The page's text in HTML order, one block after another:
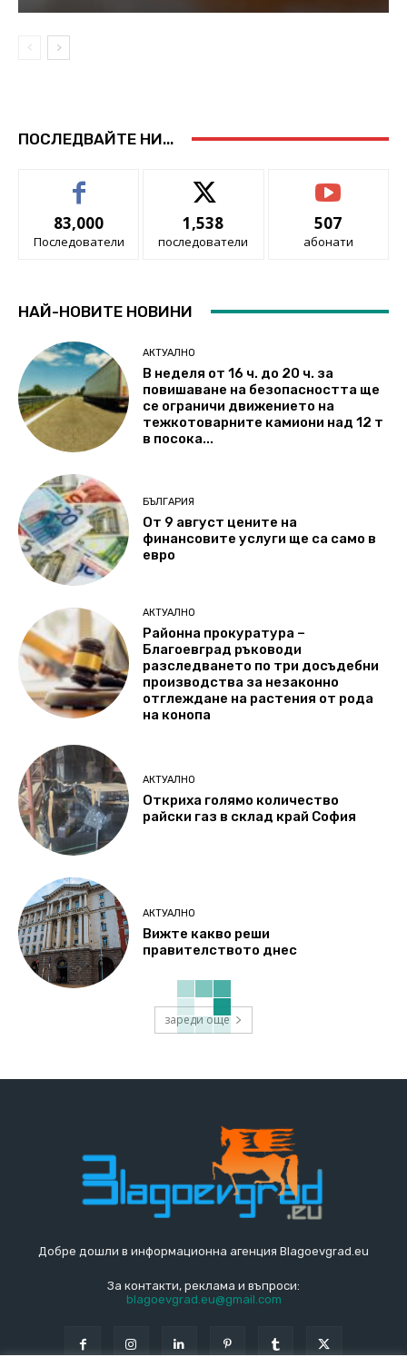
ПОСЛЕДВАЙТЕ НИ...
83,000
Последователи
1,538
последователи
507
абонати
НАЙ-НОВИТЕ НОВИНИ
АКТУАЛНО
В неделя от 16 ч. до 20 ч. за
повишаване на безопасността ще
се ограничи движението на
тежкотоварните камиони над 12 т
в посока...
БЪЛГАРИЯ
От 9 август цените на
финансовите услуги ще са само в
евро
АКТУАЛНО
Районна прокуратура –
Благоевград ръководи
разследването по три досъдебни
производства за незаконно
отглеждане на растения от рода
на конопа
АКТУАЛНО
Откриха голямо количество
райски газ в склад край София
АКТУАЛНО
Вижте какво реши
правителството днес
зареди още
Добре дошли в информационна агенция Blagoevgrad.eu
За контакти, реклама и въпроси:
blagoevgrad.eu@gmail.com